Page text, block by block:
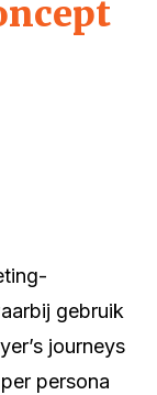
gebruik
journeys
persona